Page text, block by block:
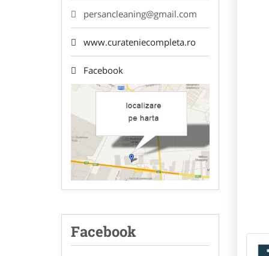
persancleaning@gmail.com
www.curateniecompleta.ro
Facebook
Facebook